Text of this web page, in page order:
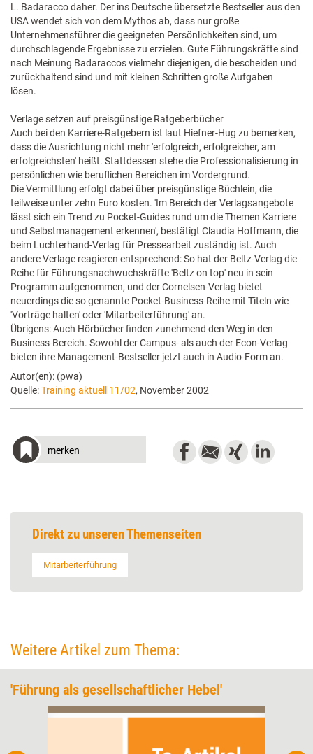
L. Badaracco daher. Der ins Deutsche übersetzte Bestseller aus den
USA wendet sich von dem Mythos ab, dass nur große
Unternehmensführer die geeigneten Persönlichkeiten sind, um
durchschlagende Ergebnisse zu erzielen. Gute Führungskräfte sind
nach Meinung Badaraccos vielmehr diejenigen, die bescheiden und
zurückhaltend sind und mit kleinen Schritten große Aufgaben
lösen.
Verlage setzen auf preisgünstige Ratgeberbücher
Auch bei den Karriere-Ratgebern ist laut Hiefner-Hug zu bemerken,
dass die Ausrichtung nicht mehr 'erfolgreich, erfolgreicher, am
erfolgreichsten' heißt. Stattdessen stehe die Professionalisierung in
persönlichen wie beruflichen Bereichen im Vordergrund.
Die Vermittlung erfolgt dabei über preisgünstige Büchlein, die
teilweise unter zehn Euro kosten. 'Im Bereich der Verlagsangebote
lässt sich ein Trend zu Pocket-Guides rund um die Themen Karriere
und Selbstmanagement erkennen', bestätigt Claudia Hoffmann, die
beim Luchterhand-Verlag für Pressearbeit zuständig ist. Auch
andere Verlage reagieren entsprechend: So hat der Beltz-Verlag die
Reihe für Führungsnachwuchskräfte 'Beltz on top' neu in sein
Programm aufgenommen, und der Cornelsen-Verlag bietet
neuerdings die so genannte Pocket-Business-Reihe mit Titeln wie
'Vorträge halten' oder 'Mitarbeiterführung' an.
Übrigens: Auch Hörbücher finden zunehmend den Weg in den
Business-Bereich. Sowohl der Campus- als auch der Econ-Verlag
bieten ihre Management-Bestseller jetzt auch in Audio-Form an.
Autor(en): (pwa)
Quelle:Training aktuell 11/02, November 2002
merken
Direkt zu unseren Themenseiten
Mitarbeiterführung
Weitere Artikel zum Thema:
'Führung als gesellschaftlicher Hebel'